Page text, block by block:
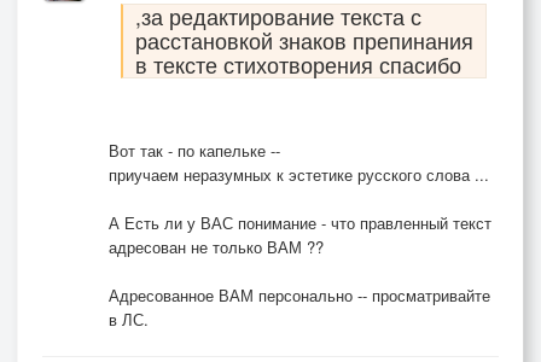
,за редактирование текста с
расстановкой знаков препинания
в тексте стихотворения спасибо
Вот так - по капельке --
приучаем неразумных к эстетике русского слова ...
А Есть ли у ВАС понимание - что правленный текст
адресован не только ВАМ ??
Адресованное ВАМ персонально -- просматривайте
в ЛС.